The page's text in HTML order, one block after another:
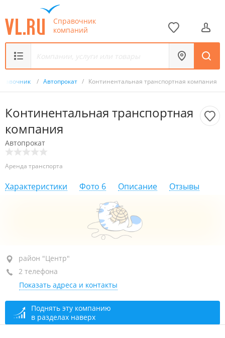
Справочник
компаний
/ Автопрокат / Континентальная транспортная компания
Континентальная транспортная
компания
Автопрокат
Аренда транспорта
Характеристики Фото 6 Описание Отзывы
район "Центр", ул. Алеутская, 4
+7 (423) 280-20-02
+7 967 958-20-02
открыто: 10:30–18:00
район "Центр"
2 телефона
Показать адреса и контакты
Поднять эту компанию
в разделах наверх